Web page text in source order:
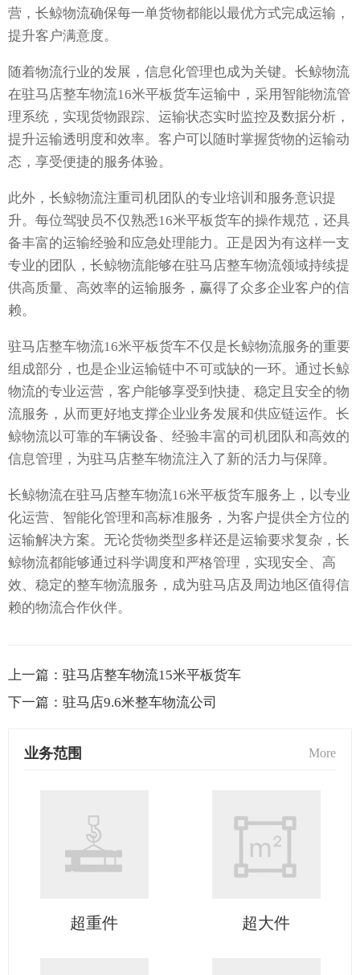
营，长鲸物流确保每一单货物都能以最优方式完成运输，
提升客户满意度。
随着物流行业的发展，信息化管理也成为关键。长鲸物流
在驻马店整车物流16米平板货车运输中，采用智能物流管
理系统，实现货物跟踪、运输状态实时监控及数据分析，
提升运输透明度和效率。客户可以随时掌握货物的运输动
态，享受便捷的服务体验。
此外，长鲸物流注重司机团队的专业培训和服务意识提
升。每位驾驶员不仅熟悉16米平板货车的操作规范，还具
备丰富的运输经验和应急处理能力。正是因为有这样一支
专业的团队，长鲸物流能够在驻马店整车物流领域持续提
供高质量、高效率的运输服务，赢得了众多企业客户的信
赖。
驻马店整车物流16米平板货车不仅是长鲸物流服务的重要
组成部分，也是企业运输链中不可或缺的一环。通过长鲸
物流的专业运营，客户能够享受到快捷、稳定且安全的物
流服务，从而更好地支撑企业业务发展和供应链运作。长
鲸物流以可靠的车辆设备、经验丰富的司机团队和高效的
信息管理，为驻马店整车物流注入了新的活力与保障。
长鲸物流在驻马店整车物流16米平板货车服务上，以专业
化运营、智能化管理和高标准服务，为客户提供全方位的
运输解决方案。无论货物类型多样还是运输要求复杂，长
鲸物流都能够通过科学调度和严格管理，实现安全、高
效、稳定的整车物流服务，成为驻马店及周边地区值得信
赖的物流合作伙伴。
上一篇： 驻马店整车物流15米平板货车
下一篇： 驻马店9.6米整车物流公司
业务范围 More
超重件 超大件